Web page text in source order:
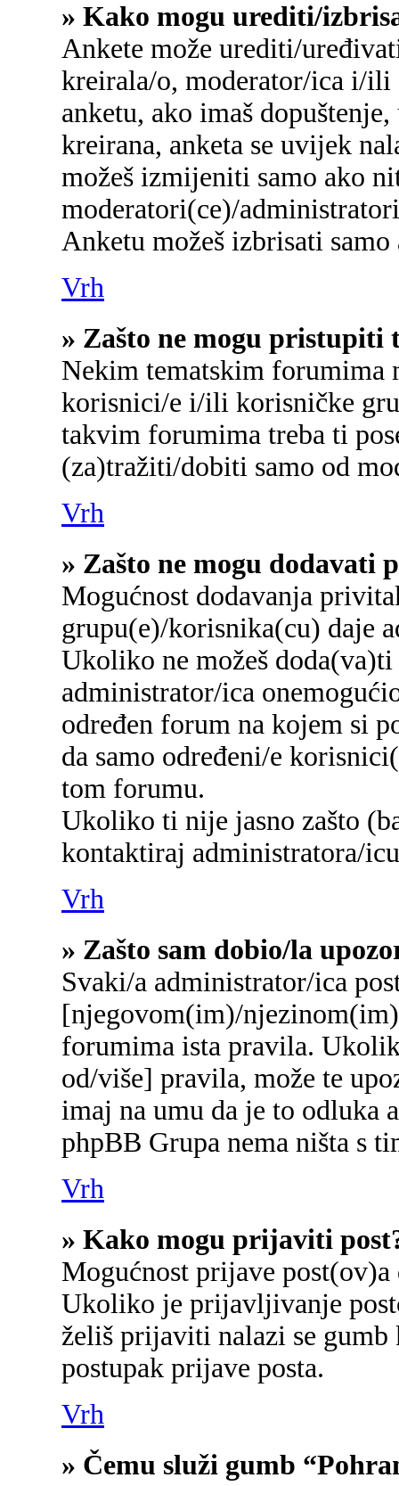
» Kako mogu urediti/
Ankete može urediti/
kreirala/o, moderator/ica i/
anketu, ako imaš
kreirana, anketa se uvijek
možeš izmijeniti samo ako
moderatori(ce)/
Anketu možeš izbrisati
Vrh
» Zašto ne mogu pristupiti
Nekim tematskim forumima
korisnici/e i/ili korisničke
takvim forumima treba ti
(za)tražiti/dobiti samo od
Vrh
» Zašto ne mogu dodavati
Mogućnost dodavanja
grupu(e)/korisnika(cu) daje
Ukoliko ne možeš
administrator/ica
određen forum na kojem si
da samo određeni/e
tom forumu.
Ukoliko ti nije jasno zašto
kontaktiraj administratora/
Vrh
» Zašto sam dobio/la
Svaki/a administrator/ica
[njegovom(im)/
forumima ista pravila.
od/više] pravila, može te
imaj na umu da je to odluka
phpBB Grupa nema ništa s
Vrh
» Kako mogu prijaviti
Mogućnost prijave
Ukoliko je prijavljivanje
želiš prijaviti nalazi se
postupak prijave posta.
Vrh
» Čemu služi gumb